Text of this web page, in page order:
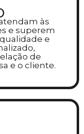
às
e superem
e
de
e o cliente.